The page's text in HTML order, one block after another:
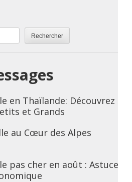
Rechercher
en Thaïlande: Découvrez
et Grands
au Cœur des Alpes
pas cher en août : Astuces